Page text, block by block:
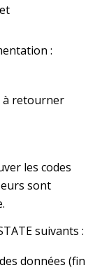
:
à retourner
les codes
sont
suivants :
données (fin